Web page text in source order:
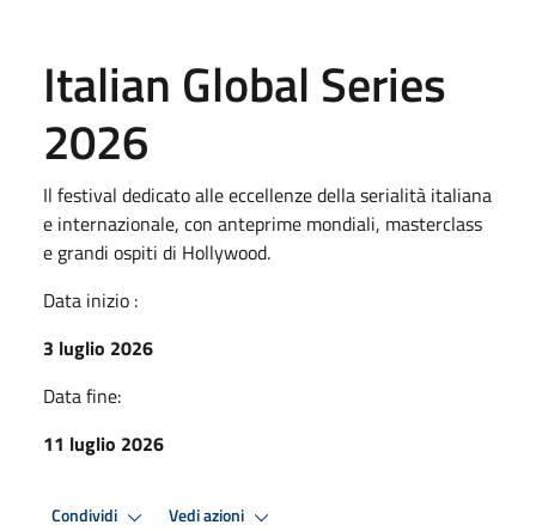
Italian Global Series
2026
Il festival dedicato alle eccellenze della serialità italiana
e internazionale, con anteprime mondiali, masterclass
e grandi ospiti di Hollywood.
Data inizio :
3 luglio 2026
Data fine:
11 luglio 2026
Condividi Vedi azioni